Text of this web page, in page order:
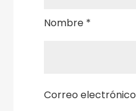
Nombre *
Correo electrónico